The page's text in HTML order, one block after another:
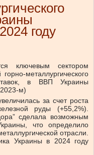
году
ключевым сектором
металлургического
в ВВП Украины
м)
за счет роста
руды (+55,2%).
сделала возможным
что определило
отрасли.
Украины в 2024 году